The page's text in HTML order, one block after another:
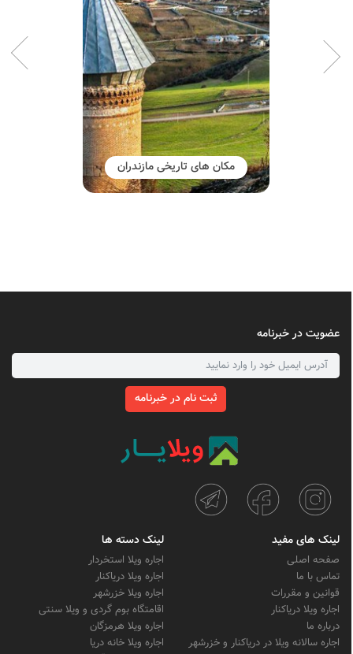
مکان های تاریخی مازندران
عضویت در خبرنامه
ثبت نام در خبرنامه
لینک های مفید
صفحه اصلی
تماس با ما
قوانین و مقررات
اجاره ویلا دریاکنار
درباره ما
اجاره سالانه ویلا در دریاکنار و خزرشهر
لینک دسته ها
اجاره ویلا استخردار
اجاره ویلا دریاکنار
اجاره ویلا خزرشهر
اقامتگاه بوم گردی و ویلا سنتی
اجاره ویلا هرمزگان
اجاره ویلا خانه دریا